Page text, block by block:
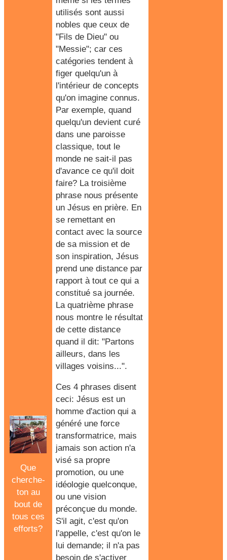
Que
cherche-
ton au
bout de
tous ces
efforts?
utilisés sont aussi
nobles que ceux de
"Fils de Dieu" ou
"Messie"; car ces
catégories tendent à
figer quelqu'un à
l'intérieur de concepts
qu'on imagine connus.
Par exemple, quand
quelqu'un devient curé
dans une paroisse
classique, tout le
monde ne sait-il pas
d'avance ce qu'il doit
faire? La troisième
phrase nous présente
un Jésus en prière. En
se remettant en
contact avec la source
de sa mission et de
son inspiration, Jésus
prend une distance par
rapport à tout ce qui a
constitué sa journée.
La quatrième phrase
nous montre le résultat
de cette distance
quand il dit: "Partons
ailleurs, dans les
villages voisins...".
Ces 4 phrases disent
ceci: Jésus est un
homme d'action qui a
généré une force
transformatrice, mais
jamais son action n'a
visé sa propre
promotion, ou une
idéologie quelconque,
ou une vision
préconçue du monde.
S'il agit, c'est qu'on
l'appelle, c'est qu'on le
lui demande; il n'a pas
besoin de s'activer